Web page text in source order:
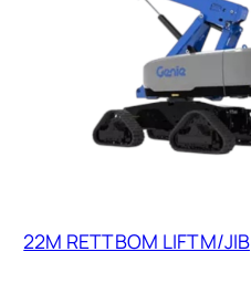
a
r
h
22M RETT BOM LIFT M/JIB